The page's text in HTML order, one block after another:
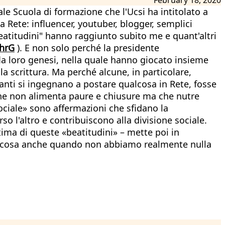
Scuola di formazione che l'Ucsi ha intitolato a
influencer, youtuber, blogger, semplici
hanno raggiunto subito me e quant'altri
). E non solo perché la presidente
loro genesi, nella quale hanno giocato insieme
scrittura. Ma perché alcune, in particolare,
si ingegnano a postare qualcosa in Rete, fosse
non alimenta paure e chiusure ma che nutre
sono affermazioni che sfidano la
l'altro e contribuiscono alla divisione sociale.
di queste «beatitudini» – mette poi in
anche quando non abbiamo realmente nulla